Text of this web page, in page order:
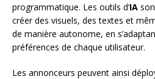
programmatique. Les outils d’IA
créer des visuels, des textes et
de manière autonome, en
préférences de chaque utilisateur.
Les annonceurs peuvent ainsi